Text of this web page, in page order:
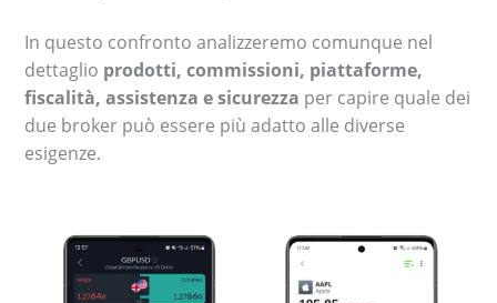
In questo confronto analizzeremo comunque nel
dettaglio prodotti, commissioni, piattaforme,
fiscalità, assistenza e sicurezza per capire quale dei
due broker può essere più adatto alle diverse
esigenze.